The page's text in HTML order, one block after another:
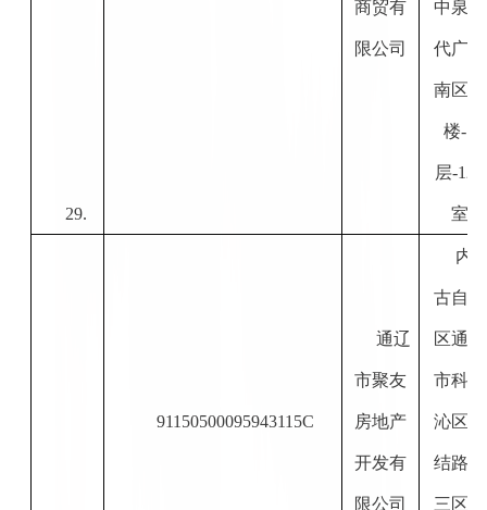
29.
商贸有
限公司
中泉时
代广场
南区
楼-1
层-122
室
91150500095943115C
通辽
市聚友
房地产
开发有
限公司
内
古自治
区通辽
市科尔
沁区团
结路西
三区